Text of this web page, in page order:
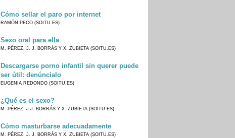
Cómo sellar el paro por internet
RAMÓN PECO (SOITU.ES)
Sexo oral para ella
M. PÉREZ, J. J. BORRÁS Y X. ZUBIETA (SOITU.ES)
Descargarse porno infantil sin querer puede
ser útil: denúncialo
EUGENIA REDONDO (SOITU.ES)
¿Qué es el sexo?
M. PÉREZ, J.J. BORRÁS Y X. ZUBIETA (SOITU.ES)
Cómo masturbarse adecuadamente
M. PÉREZ, J. J. BORRÁS Y X. ZUBIETA (SOITU.ES)